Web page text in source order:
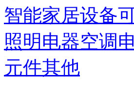
智能家居设备
照明电器空调
元件其他